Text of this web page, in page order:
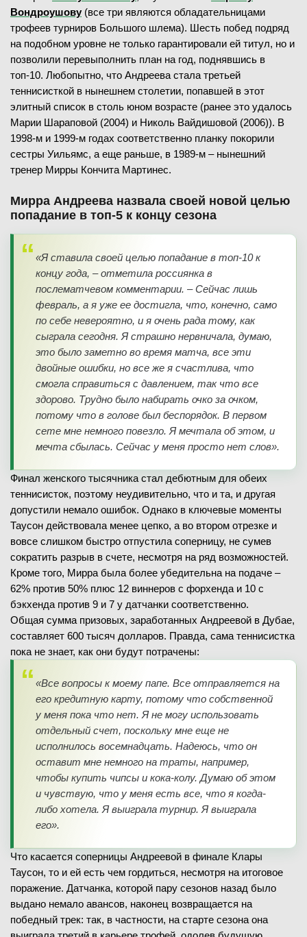
Вондроушову (все три являются обладательницами
трофеев турниров Большого шлема). Шесть побед подряд
на подобном уровне не только гарантировали ей титул, но и
позволили перевыполнить план на год, поднявшись в
топ-10. Любопытно, что Андреева стала третьей
теннисисткой в нынешнем столетии, попавшей в этот
элитный список в столь юном возрасте (ранее это удалось
Марии Шараповой (2004) и Николь Вайдишовой (2006)). В
1998-м и 1999-м годах соответственно планку покорили
сестры Уильямс, а еще раньше, в 1989-м – нынешний
тренер Мирры Кончита Мартинес.
Мирра Андреева назвала своей новой целью
попадание в топ-5 к концу сезона
«Я ставила своей целью попадание в топ-10 к
концу года, – отметила россиянка в
послематчевом комментарии. – Сейчас лишь
февраль, а я уже ее достигла, что, конечно, само
по себе невероятно, и я очень рада тому, как
сыграла сегодня. Я страшно нервничала, думаю,
это было заметно во время матча, все эти
двойные ошибки, но все же я счастлива, что
смогла справиться с давлением, так что все
здорово. Трудно было набирать очко за очком,
потому что в голове был беспорядок. В первом
сете мне немного повезло. Я мечтала об этом, и
мечта сбылась. Сейчас у меня просто нет слов».
Финал женского тысячника стал дебютным для обеих
теннисисток, поэтому неудивительно, что и та, и другая
допустили немало ошибок. Однако в ключевые моменты
Таусон действовала менее цепко, а во втором отрезке и
вовсе слишком быстро отпустила соперницу, не сумев
сократить разрыв в счете, несмотря на ряд возможностей.
Кроме того, Мирра была более убедительна на подаче –
62% против 50% плюс 12 виннеров с форхенда и 10 с
бэкхенда против 9 и 7 у датчанки соответственно.
Общая сумма призовых, заработанных Андреевой в Дубае,
составляет 600 тысяч долларов. Правда, сама теннисистка
пока не знает, как они будут потрачены:
«Все вопросы к моему папе. Все отправляется на
его кредитную карту, потому что собственной
у меня пока что нет. Я не могу использовать
отдельный счет, поскольку мне еще не
исполнилось восемнадцать. Надеюсь, что он
оставит мне немного на траты, например,
чтобы купить чипсы и кока-колу. Думаю об этом
и чувствую, что у меня есть все, что я когда-
либо хотела. Я выиграла турнир. Я выиграла
его».
Что касается соперницы Андреевой в финале Клары
Таусон, то и ей есть чем гордиться, несмотря на итоговое
поражение. Датчанка, которой пару сезонов назад было
выдано немало авансов, наконец возвращается на
победный трек: так, в частности, на старте сезона она